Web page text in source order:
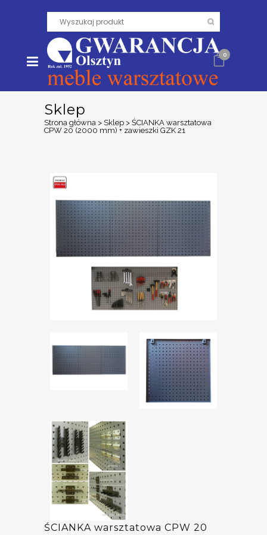
0
Sklep
Strona główna > Sklep > ŚCIANKA warsztatowa
CPW 20 (2000 mm) + zawieszki GZK 21
ŚCIANKA warsztatowa CPW 20